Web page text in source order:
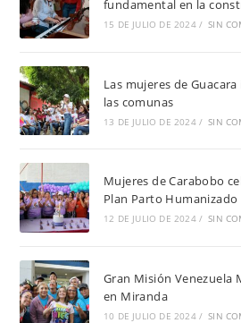
fundamental en la
15 DE JULIO DE 2024 / SIN
Las mujeres de
las comunas
13 DE JULIO DE 2024 / SIN
Mujeres de Carabobo
Plan Parto Humanizado
12 DE JULIO DE 2024 / SIN
Gran Misión Venezuela
en Miranda
10 DE JULIO DE 2024 / SIN